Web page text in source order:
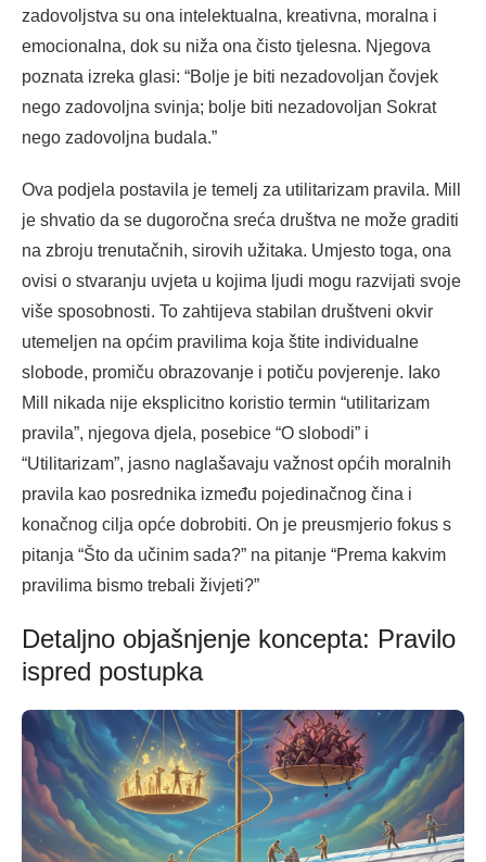
zadovoljstva su ona intelektualna, kreativna, moralna i
emocionalna, dok su niža ona čisto tjelesna. Njegova
poznata izreka glasi: “Bolje je biti nezadovoljan čovjek
nego zadovoljna svinja; bolje biti nezadovoljan Sokrat
nego zadovoljna budala.”
Ova podjela postavila je temelj za utilitarizam pravila. Mill
je shvatio da se dugoročna sreća društva ne može graditi
na zbroju trenutačnih, sirovih užitaka. Umjesto toga, ona
ovisi o stvaranju uvjeta u kojima ljudi mogu razvijati svoje
više sposobnosti. To zahtijeva stabilan društveni okvir
utemeljen na općim pravilima koja štite individualne
slobode, promiču obrazovanje i potiču povjerenje. Iako
Mill nikada nije eksplicitno koristio termin “utilitarizam
pravila”, njegova djela, posebice “O slobodi” i
“Utilitarizam”, jasno naglašavaju važnost općih moralnih
pravila kao posrednika između pojedinačnog čina i
konačnog cilja opće dobrobiti. On je preusmjerio fokus s
pitanja “Što da učinim sada?” na pitanje “Prema kakvim
pravilima bismo trebali živjeti?”
Detaljno objašnjenje koncepta: Pravilo
ispred postupka